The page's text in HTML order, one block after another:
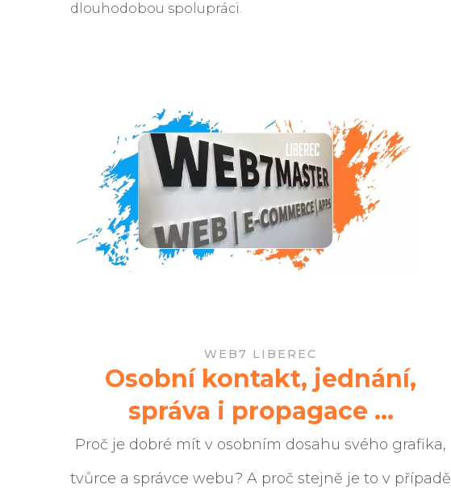
dlouhodobou spolupráci.
WEB7 LIBEREC
Osobní kontakt, jednání,
správa i propagace ...
Proč je dobré mít v osobním dosahu svého grafika,
tvůrce a správce webu? A proč stejně je to v případě